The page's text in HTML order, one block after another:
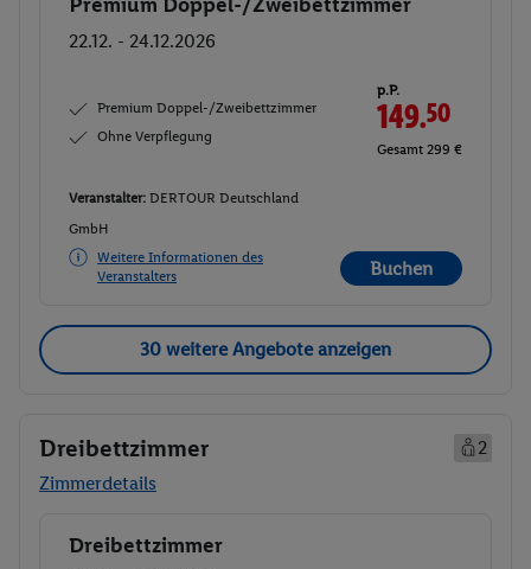
Buchen
22.12. - 24.12.2026
Premium Doppel-/Zweibettzimmer
Ohne Verpflegung
p.P.
149.50
Gesamt 299 €
Veranstalter: DERTOUR Deutschland
GmbH
Weitere Informationen des
Veranstalters
Buchen
30 weitere Angebote anzeigen
Dreibettzimmer
2
Zimmerdetails
Buchen
Dreibettzimmer